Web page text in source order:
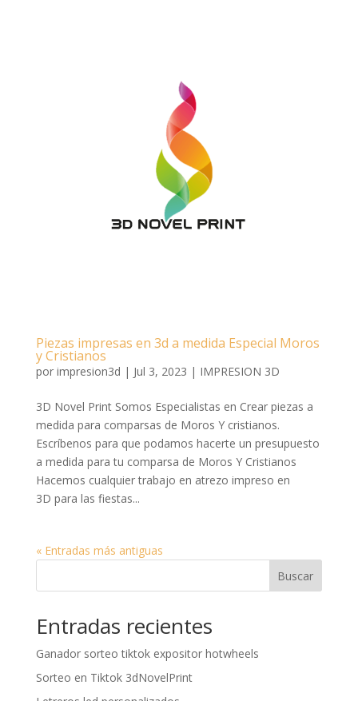
Piezas impresas en 3d a medida Especial Moros
y Cristianos
por impresion3d | Jul 3, 2023 | IMPRESION 3D
3D Novel Print Somos Especialistas en Crear piezas a
medida para comparsas de Moros Y cristianos.
Escríbenos para que podamos hacerte un presupuesto
a medida para tu comparsa de Moros Y Cristianos
Hacemos cualquier trabajo en atrezo impreso en
3D para las fiestas...
« Entradas más antiguas
Buscar
Entradas recientes
Ganador sorteo tiktok expositor hotwheels
Sorteo en Tiktok 3dNovelPrint